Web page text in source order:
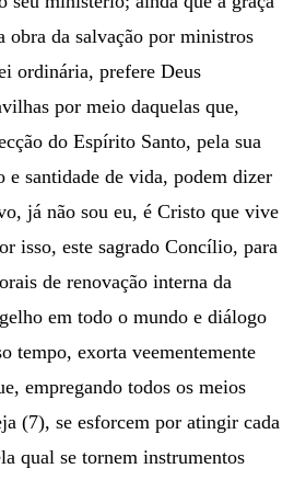
obra da salvação por ministros
ordinária, prefere Deus
por meio daquelas que,
do Espírito Santo, pela sua
santidade de vida, podem dizer
já não sou eu, é Cristo que vive
isso, este sagrado Concílio, para
de renovação interna da
em todo o mundo e diálogo
tempo, exorta veementemente
empregando todos os meios
(7), se esforcem por atingir cada
qual se tornem instrumentos